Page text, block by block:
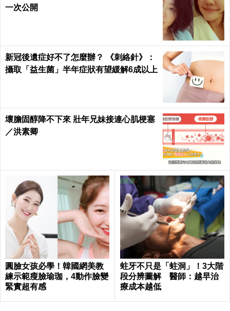
一次公開
新冠後遺症好不了怎麼辦？ 《刺絡針》：
攝取「益生菌」半年症狀有望緩解6成以上
壞膽固醇降不下來 壯年兄妹接連心肌梗塞
／洪素卿
圓臉女孩必學！韓國網美教
練示範瘦臉瑜珈，4動作臉變
緊實超有感
蛀牙不只是「蛀洞」！3大階
段分辨圖解 醫師：越早治
療成本越低